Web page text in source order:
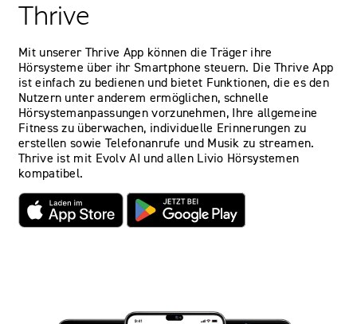
Thrive
Mit unserer Thrive App können die Träger ihre
Hörsysteme über ihr Smartphone steuern. Die Thrive App
ist einfach zu bedienen und bietet Funktionen, die es den
Nutzern unter anderem ermöglichen, schnelle
Hörsystemanpassungen vorzunehmen, Ihre allgemeine
Fitness zu überwachen, individuelle Erinnerungen zu
erstellen sowie Telefonanrufe und Musik zu streamen.
Thrive ist mit Evolv AI und allen Livio Hörsystemen
kompatibel.